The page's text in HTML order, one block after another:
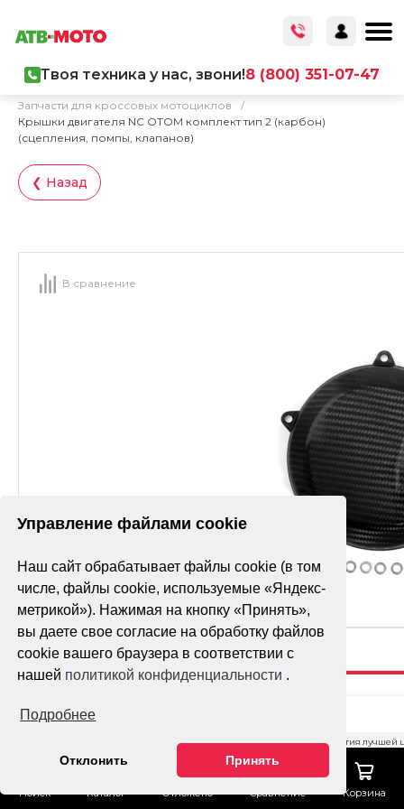
Управление файлами cookie
Наш сайт обрабатывает файлы cookie (в том
числе, файлы cookie, используемые «Яндекс-
метрикой»). Нажимая на кнопку «Принять»,
вы даете свое согласие на обработку файлов
cookie вашего браузера в соответствии с
нашей политикой конфиденциальности .
Подробнее
Отклонить Принять
Поиск Каталог Отложено Сравнение Корзина
Твоя техника у нас, звони!8 (800) 351-07-47
Запчасти для кроссовых мотоциклов
/
Крышки двигателя NC OTOM комплект тип 2 (карбон)
(сцепления, помпы, клапанов)
❮ Назад
В сравнение
КРЫШКИ
ДВИГАТЕЛЯ NC
OTOM
КОМПЛЕКТ ТИП
Гарантия лучшей
Тех. поддержка